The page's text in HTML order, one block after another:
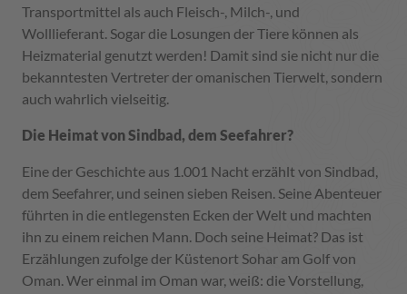
Transportmittel als auch Fleisch-, Milch-, und
Wolllieferant. Sogar die Losungen der Tiere können als
Heizmaterial genutzt werden! Damit sind sie nicht nur die
bekanntesten Vertreter der omanischen Tierwelt, sondern
auch wahrlich vielseitig.
Die Heimat von Sindbad, dem Seefahrer?
Eine der Geschichte aus 1.001 Nacht erzählt von Sindbad,
dem Seefahrer, und seinen sieben Reisen. Seine Abenteuer
führten in die entlegensten Ecken der Welt und machten
ihn zu einem reichen Mann. Doch seine Heimat? Das ist
Erzählungen zufolge der Küstenort Sohar am Golf von
Oman. Wer einmal im Oman war, weiß: die Vorstellung,